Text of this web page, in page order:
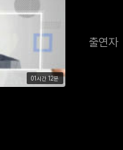
01시간 12분
출연자